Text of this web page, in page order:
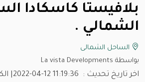
بلافيستا كاسكادا
الشمالي .
الساحل الشمالى
بواسطة La vista Developments
اخر تاريخ تحديث : 2022-04-12 11:19:36
|